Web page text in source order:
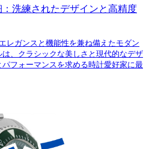
：洗練されたデザインと高精度
レガンスと機能性を兼ね備えたモダン
、クラシックな美しさと現代的なデザ
フォーマンスを求める時計愛好家に最